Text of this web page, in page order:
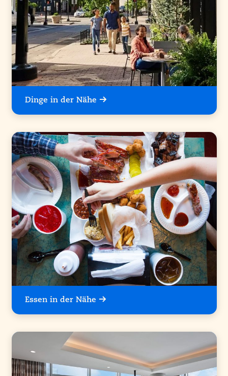
Dinge in der Nähe
Essen in der Nähe